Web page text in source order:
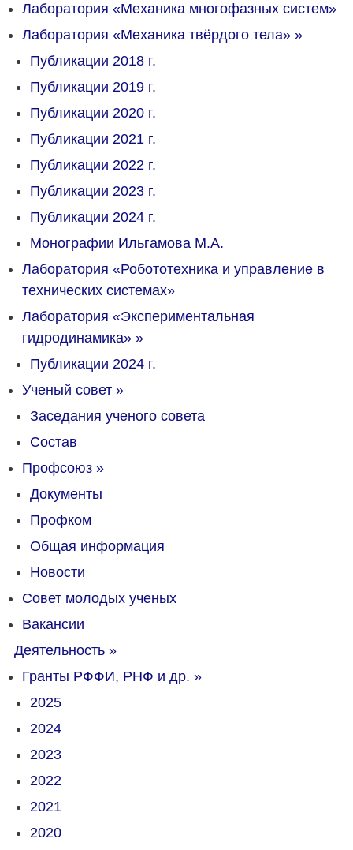
Лаборатория «Механика многофазных систем»
Лаборатория «Механика твёрдого тела» »
Публикации 2018 г.
Публикации 2019 г.
Публикации 2020 г.
Публикации 2021 г.
Публикации 2022 г.
Публикации 2023 г.
Публикации 2024 г.
Монографии Ильгамова М.А.
Лаборатория «Робототехника и управление в
технических системах»
Лаборатория «Экспериментальная
гидродинамика» »
Публикации 2024 г.
Ученый совет »
Заседания ученого совета
Состав
Профсоюз »
Документы
Профком
Общая информация
Новости
Совет молодых ученых
Вакансии
Деятельность »
Гранты РФФИ, РНФ и др. »
2025
2024
2023
2022
2021
2020